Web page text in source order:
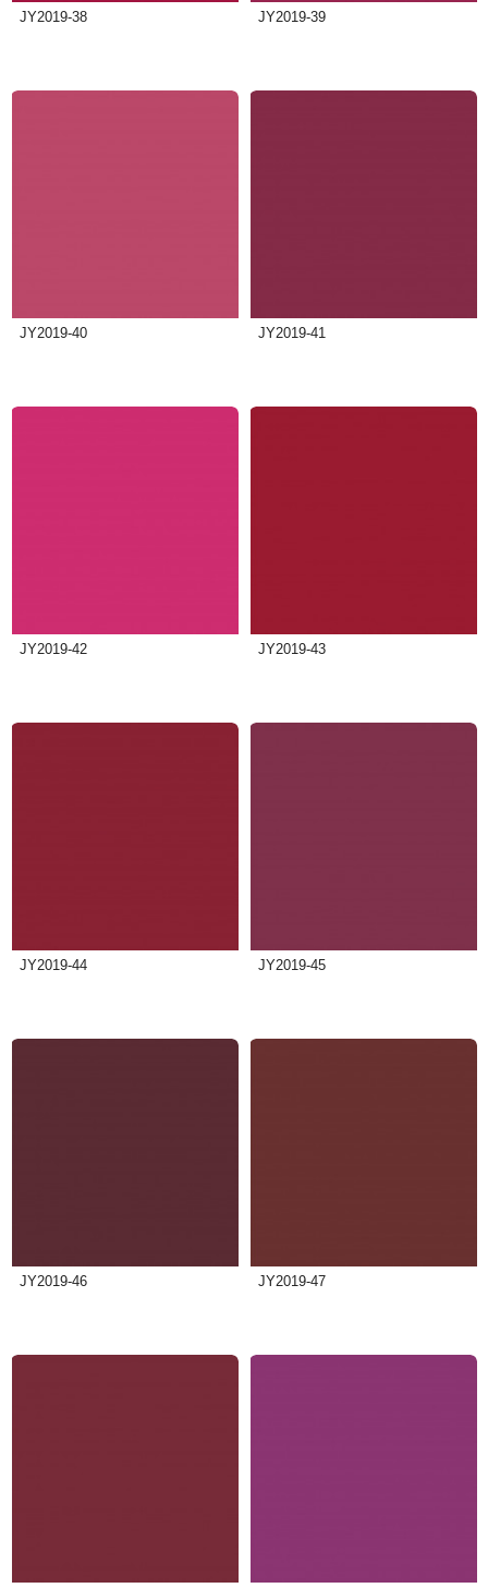
JY2019-38 JY2019-39
JY2019-40 JY2019-41
JY2019-42 JY2019-43
JY2019-44 JY2019-45
JY2019-46 JY2019-47